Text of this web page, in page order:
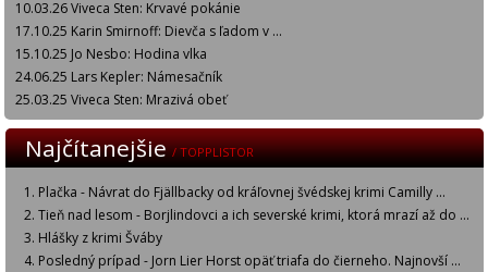
10.03.26 Viveca Sten: Krvavé pokánie
17.10.25 Karin Smirnoff: Dievča s ľadom v ...
15.10.25 Jo Nesbo: Hodina vlka
24.06.25 Lars Kepler: Námesačník
25.03.25 Viveca Sten: Mrazivá obeť
Najčítanejšie/ TOPPLISTOR
Plačka - Návrat do Fjällbacky od kráľovnej švédskej krimi Camilly ...
Tieň nad lesom - Borjlindovci a ich severské krimi, ktorá mrazí až do ...
Hlášky z krimi Šváby
Posledný prípad - Jorn Lier Horst opäť triafa do čierneho. Najnovší ...